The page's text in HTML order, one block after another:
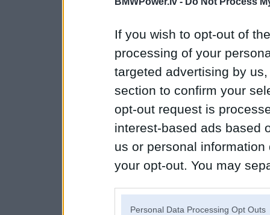
If you wish to opt-out of
processing of your
targeted advertising by
section to confirm your
opt-out request is
interest-based ads based
us or personal
your opt-out. You may
Personal Data Processing Opt Outs